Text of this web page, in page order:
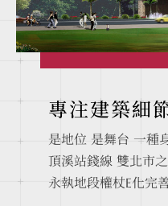
專注建築細
是地位 是舞台 一種
頂溪站錢線 雙北市
永執地段權杖E化完